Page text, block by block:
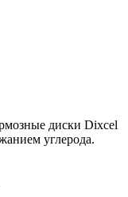
диски Dixcel
углерода.